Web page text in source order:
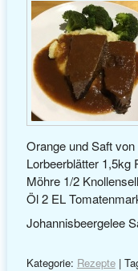
Orange und Saft
Lorbeerblätter 1,5kg
Möhre 1/2
Öl 2 EL
Johannisbeergelee
Kategorie: Rezepte|